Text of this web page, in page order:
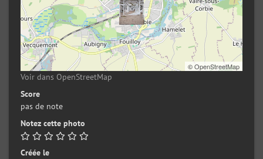
©OpenStreetMap
Voir dans OpenStreetMap
Score
pas de note
Notez cette photo
Créée le